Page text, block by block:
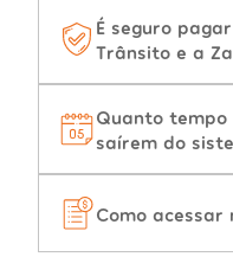
É seguro
Trânsito e a
Quanto
saírem do
Como acessar